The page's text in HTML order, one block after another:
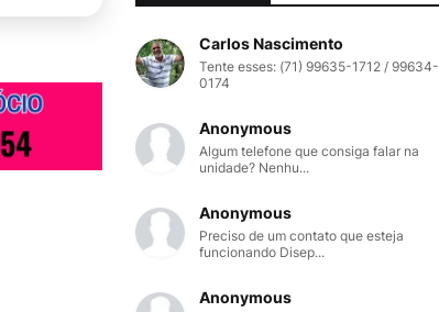
Carlos Nascimento
Tente esses: (71) 99635-1712 / 99634-
0174
Anonymous
Algum telefone que consiga falar na
unidade? Nenhu...
Anonymous
Preciso de um contato que esteja
funcionando Disep...
Anonymous